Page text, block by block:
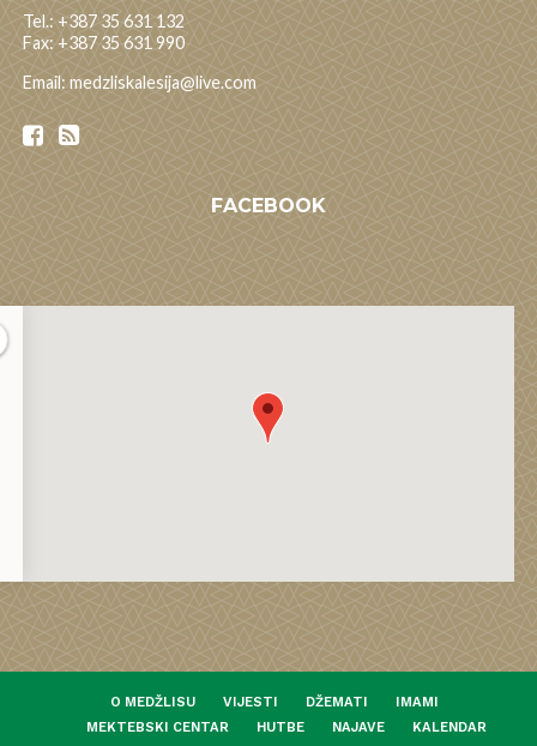
Tel.: +387 35 631 132
Fax: +387 35 631 990
Email: medzliskalesija@live.com
FACEBOOK
O MEDŽLISU VIJESTI DŽEMATI
IMAMI
MEKTEBSKI CENTAR
HUTBE NAJAVE KALENDAR